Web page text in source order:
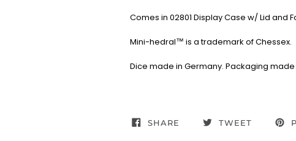
Comes in 02801 Display Case w/ Lid and
Mini-hedral™ is a trademark of Chessex.
Dice made in Germany. Packaging made
SHARE TWEET